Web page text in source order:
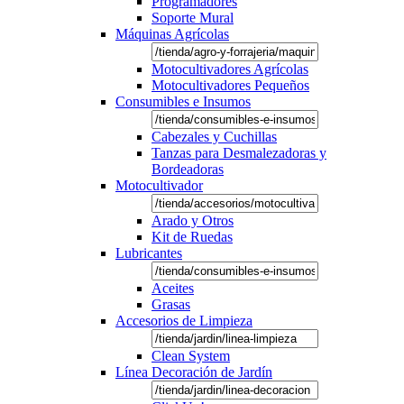
Soporte Mural
Máquinas Agrícolas
Motocultivadores Agrícolas
Motocultivadores Pequeños
Consumibles e Insumos
Cabezales y Cuchillas
Tanzas para Desmalezadoras y
Bordeadoras
Motocultivador
Arado y Otros
Kit de Ruedas
Lubricantes
Aceites
Grasas
Accesorios de Limpieza
Clean System
Línea Decoración de Jardín